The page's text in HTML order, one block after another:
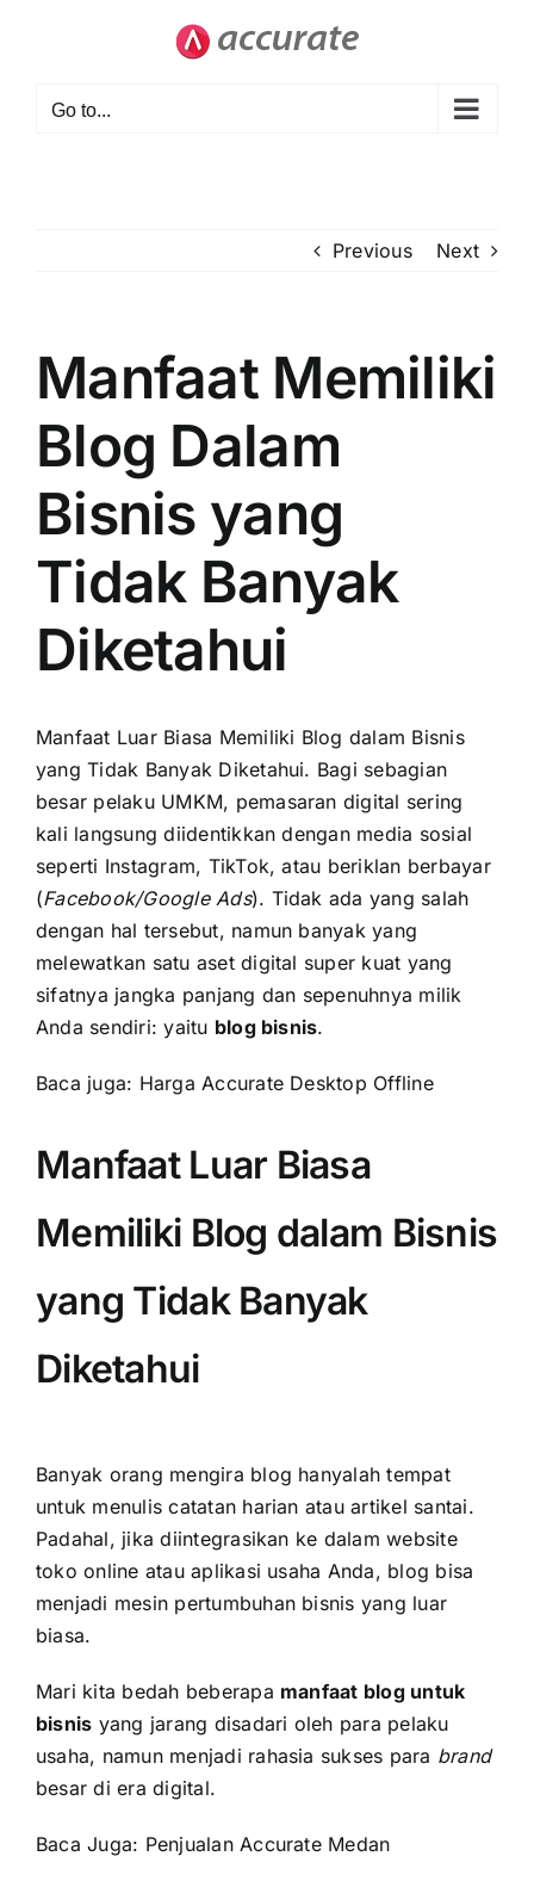
Go to...
Previous Next
Manfaat Memiliki
Blog Dalam
Bisnis yang
Tidak Banyak
Diketahui
Manfaat Luar Biasa Memiliki Blog dalam Bisnis
yang Tidak Banyak Diketahui. Bagi sebagian
besar pelaku UMKM, pemasaran digital sering
kali langsung diidentikkan dengan media sosial
seperti Instagram, TikTok, atau beriklan berbayar
(Facebook/Google Ads). Tidak ada yang salah
dengan hal tersebut, namun banyak yang
melewatkan satu aset digital super kuat yang
sifatnya jangka panjang dan sepenuhnya milik
Anda sendiri: yaitu blog bisnis.
Baca juga: Harga Accurate Desktop Offline
Manfaat Luar Biasa
Memiliki Blog dalam Bisnis
yang Tidak Banyak
Diketahui
Banyak orang mengira blog hanyalah tempat
untuk menulis catatan harian atau artikel santai.
Padahal, jika diintegrasikan ke dalamwebsite
toko online atau aplikasi usaha Anda, blog bisa
menjadi mesin pertumbuhan bisnis yang luar
biasa.
Mari kita bedah beberapa manfaat blog untuk
bisnis yang jarang disadari oleh para pelaku
usaha, namun menjadi rahasia sukses para brand
besar di era digital.
Baca Juga: Penjualan Accurate Medan